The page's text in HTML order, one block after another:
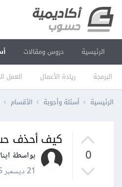
الرئيسية دروس ومقالات
البرمجة ريادة الأعمال العمل
الرئيسية أسئلة وأجوبة الأقسام
0
كيف أحذف
بواسطة
21 ديسمبر 2015